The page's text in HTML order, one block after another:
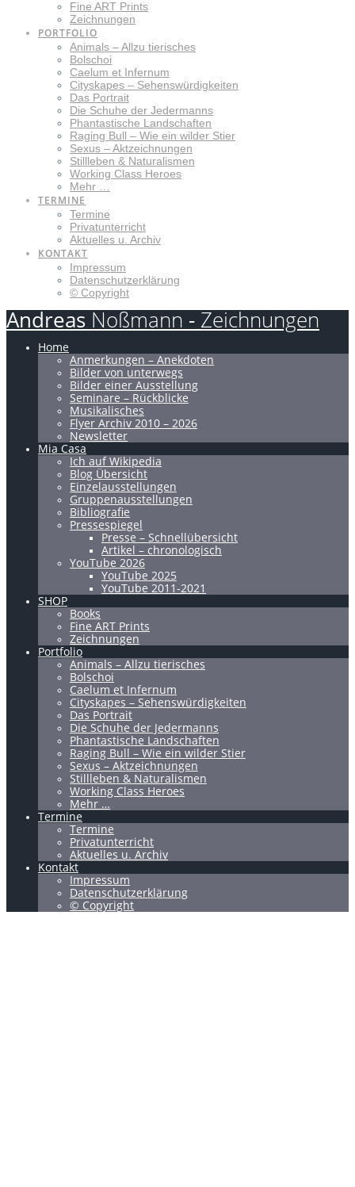
Fine ART Prints
Zeichnungen
PORTFOLIO
Animals – Allzu tierisches
Bolschoi
Caelum et Infernum
Cityskapes – Sehenswürdigkeiten
Das Portrait
Die Schuhe der Jedermanns
Phantastische Landschaften
Raging Bull – Wie ein wilder Stier
Sexus – Aktzeichnungen
Stillleben & Naturalismen
Working Class Heroes
Mehr …
TERMINE
Termine
Privatunterricht
Aktuelles u. Archiv
KONTAKT
Impressum
Datenschutzerklärung
© Copyright
Andreas Noßmann - Zeichnungen
Home
Anmerkungen – Anekdoten
Bilder von unterwegs
Bilder einer Ausstellung
Seminare – Rückblicke
Musikalisches
Flyer Archiv 2010 – 2026
Newsletter
Mia Casa
Ich auf Wikipedia
Blog Übersicht
Einzelausstellungen
Gruppenausstellungen
Bibliografie
Pressespiegel
Presse – Schnellübersicht
Artikel – chronologisch
YouTube 2026
YouTube 2025
YouTube 2011-2021
SHOP
Books
Fine ART Prints
Zeichnungen
Portfolio
Animals – Allzu tierisches
Bolschoi
Caelum et Infernum
Cityskapes – Sehenswürdigkeiten
Das Portrait
Die Schuhe der Jedermanns
Phantastische Landschaften
Raging Bull – Wie ein wilder Stier
Sexus – Aktzeichnungen
Stillleben & Naturalismen
Working Class Heroes
Mehr …
Termine
Termine
Privatunterricht
Aktuelles u. Archiv
Kontakt
Impressum
Datenschutzerklärung
© Copyright